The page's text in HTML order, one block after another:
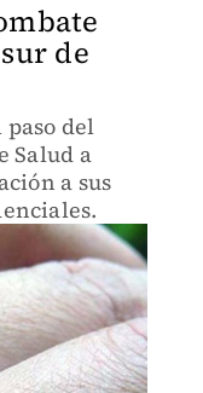
de
del
Salud a
a sus